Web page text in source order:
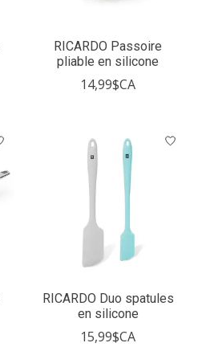
RICARDO Passoire
pliable en silicone
14,99$CA
RICARDO Duo spatules
en silicone
15,99$CA